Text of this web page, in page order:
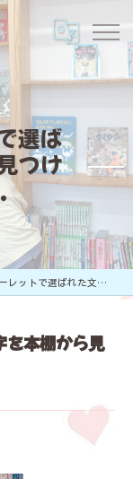
選ば
つけ
れた文字を本棚から見つけるゲームをし...
を本棚から見